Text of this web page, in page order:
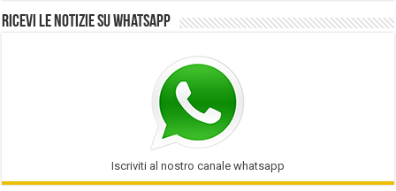
Ricevi le notizie su Whatsapp
Iscriviti al nostro canale whatsapp